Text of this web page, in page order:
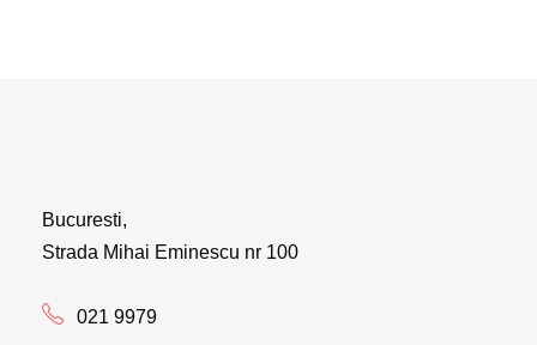
Bucuresti,
Strada Mihai Eminescu nr 100
021 9979